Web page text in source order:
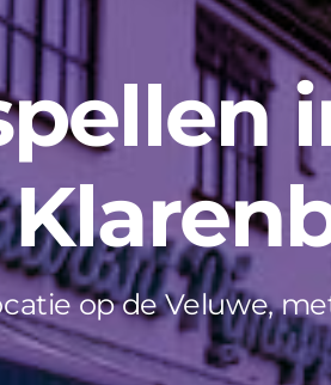
op de Veluwe,